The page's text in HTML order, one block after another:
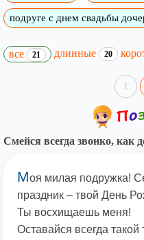
подруге с днем свадьбы
все 21 длинные 20
1
Смейся всегда звонко, как
Моя милая подружка!
праздник – твой День
Ты восхищаешь меня!
Оставайся всегда такой